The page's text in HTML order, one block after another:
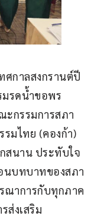
ศกาลสงกรานต์ปี
มรดน้ำขอพร
ะกรรมการสภา
มไทย (คองก้า)
สนาน ประทับใจ
นบทบาทของสภา
ณาการกับทุกภาค
ส่งเสริม